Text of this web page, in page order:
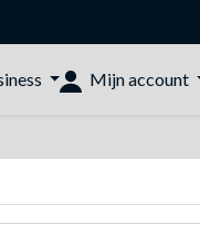
Mijn account